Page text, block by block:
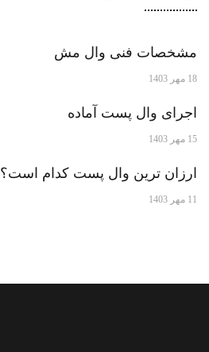
مشخصات فنی وال مش
18 مهر 1403
اجرای وال پست آماده
15 مهر 1403
ارزان ترین وال پست کدام است؟
11 مهر 1403